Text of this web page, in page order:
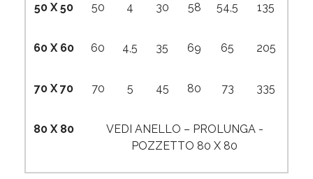
50 X 50 50 4 30 58 54,5 135
60 X 60 60 4,5 35 69 65 205
70 X 70 70 5 45 80 73 335
80 X 80
VEDI ANELLO – PROLUNGA -
POZZETTO 80 X 80